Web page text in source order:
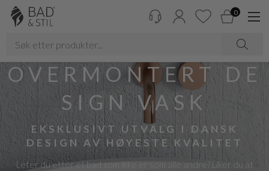
0
OVERMONTERT DE
SIGN VASK
EKSKLUSIVT UTVALG I DANSK
DESIGN AV HØYESTE KVALITET
Leter du etter et bad som ikke er som alle andre? Liker du at